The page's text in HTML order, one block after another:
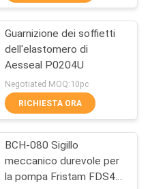
della
Guarnizione dei soffietti
dell'elastomero di
Aesseal P0204U
Negotiated MOQ:10pc
RICHIESTA ORA
BCH-080 Sigillo
meccanico durevole per
la pompa Fristam FDS4